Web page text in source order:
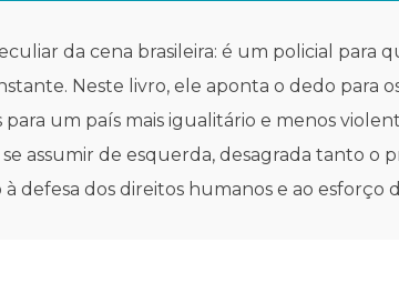
da cena brasileira: é um policial
Neste livro, ele aponta o dedo para
um país mais igualitário e menos
assumir de esquerda, desagrada tanto
defesa dos direitos humanos e ao esforço